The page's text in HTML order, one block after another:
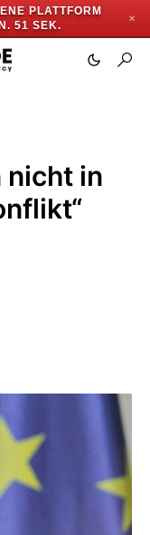
PLATTFORM
50 SEK.
✕
nicht in